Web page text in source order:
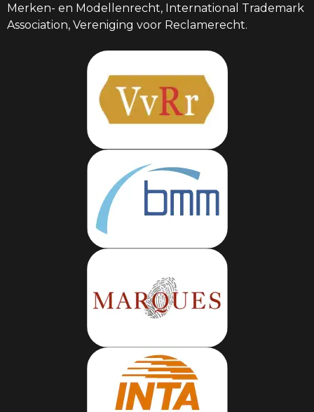
Merken- en Modellenrecht, International Trademark
Association, Vereniging voor Reclamerecht.